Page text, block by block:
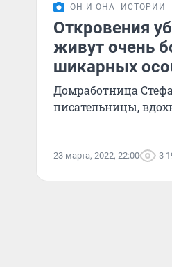
ОН И ОНА ИСТОРИИ
Откровения
живут очень
шикарных
Домработница
писательницы,
23 марта, 2022, 22:00 3